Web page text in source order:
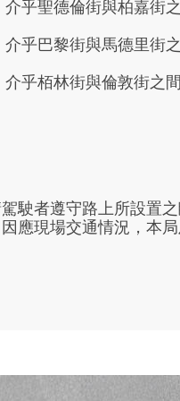
介乎聖德倫街與柏嘉街
介乎巴黎街與馬德里街
介乎栢林街與倫敦街之
駛者遵守路上所設置
應現場交通情況，本